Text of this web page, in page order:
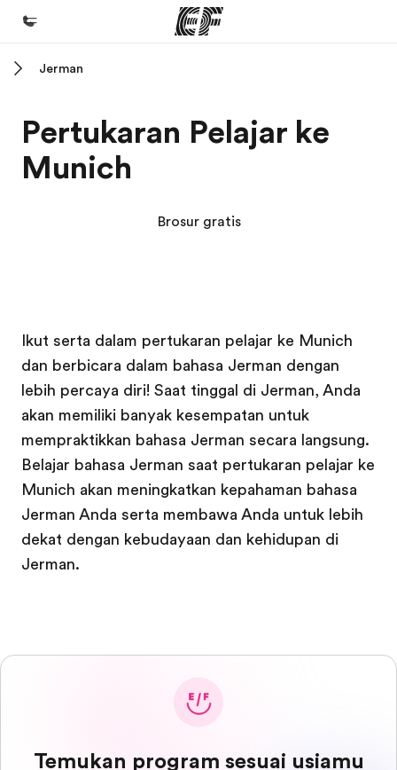
Daftar program
Lihat semua program
Karir
Bergabung dengan tim kami
Jerman
Pertukaran Pelajar ke
Munich
Brosur gratis
Ikut serta dalam pertukaran pelajar ke Munich
dan berbicara dalam bahasa Jerman dengan
lebih percaya diri! Saat tinggal di Jerman, Anda
akan memiliki banyak kesempatan untuk
mempraktikkan bahasa Jerman secara langsung.
Belajar bahasa Jerman saat pertukaran pelajar ke
Munich akan meningkatkan kepahaman bahasa
Jerman Anda serta membawa Anda untuk lebih
dekat dengan kebudayaan dan kehidupan di
Jerman.
Temukan program sesuai usiamu